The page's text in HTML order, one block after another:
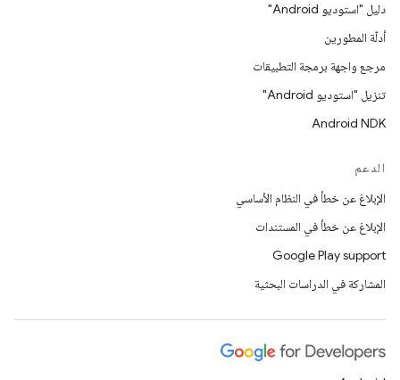
دليل "استوديو Android"
أدلّة المطورين
مرجع واجهة برمجة التطبيقات
تنزيل "استوديو Android"
Android NDK
الدعم
الإبلاغ عن خطأ في النظام الأساسي
الإبلاغ عن خطأ في المستندات
Google Play support
المشاركة في الدراسات البحثية